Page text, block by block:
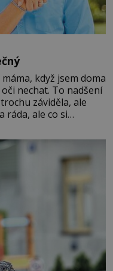
když jsem doma
nechat. To nadšení
záviděla, ale
ráda, ale co si
doba, když